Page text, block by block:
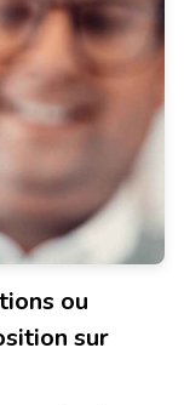
ou
sur